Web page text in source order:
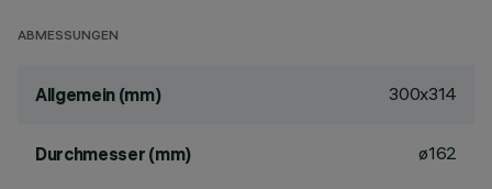
ABMESSUNGEN
Allgemein (mm) 300x314
Durchmesser (mm) ø162